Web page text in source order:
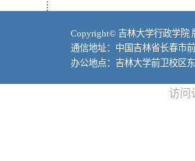
Copyright© 吉林大学行政学院
通信地址：中国吉林省长春市
办公地点：吉林大学前卫校区
访问